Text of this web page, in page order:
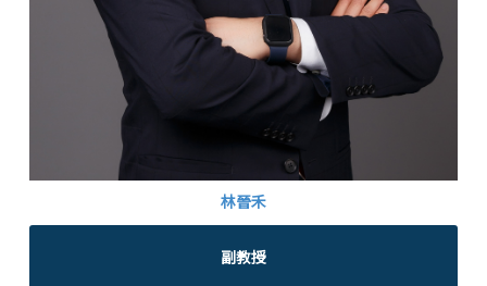
林晉禾
副教授